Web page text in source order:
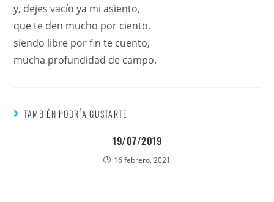
y, dejes vacío ya mi asiento,
que te den mucho por ciento,
siendo libre por fin te cuento,
mucha profundidad de campo.
TAMBIÉN PODRÍA GUSTARTE
19/07/2019
16 febrero, 2021